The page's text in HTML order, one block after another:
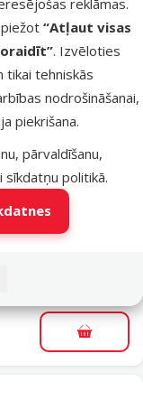
“Atļaut visas
. Izvēloties
tikai tehniskās
nodrošināšanai,
piekrišana.
pārvaldīšanu,
sīkdatņu politikā.
kaltēti liellopu